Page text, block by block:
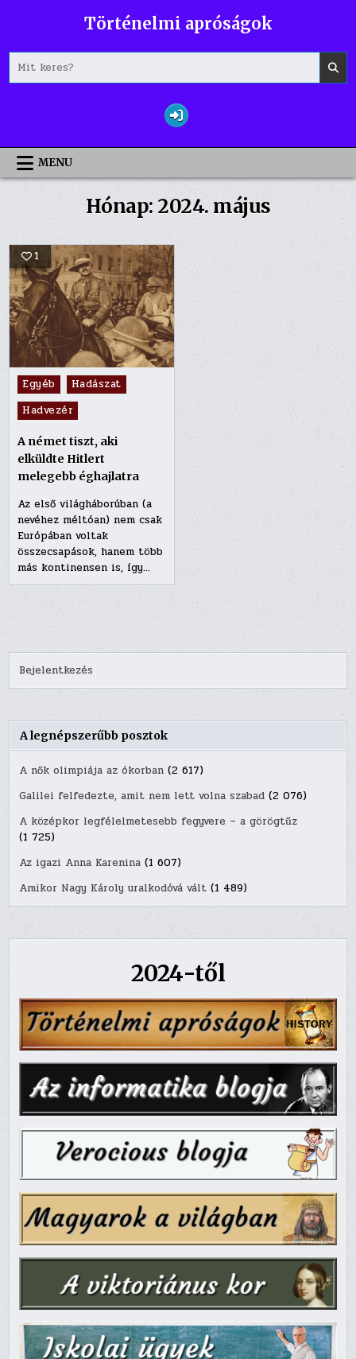
Történelmi apróságok
for:
MENU
Hónap: 2024. május
1
Posted
in
Egyéb
Hadászat
Hadvezér
A német tiszt, aki
elküldte Hitlert
melegebb éghajlatra
Az első világháborúban (a
nevéhez méltóan) nem csak
Európában voltak
összecsapások, hanem több
más kontinensen is, így…
Bejelentkezés
A legnépszerűbb posztok
A nők olimpiája az ókorban (2 617)
Galilei felfedezte, amit nem lett volna szabad (2 076)
A középkor legfélelmetesebb fegyvere – a görögtűz
(1 725)
Az igazi Anna Karenina (1 607)
Amikor Nagy Károly uralkodóvá vált (1 489)
2024-től